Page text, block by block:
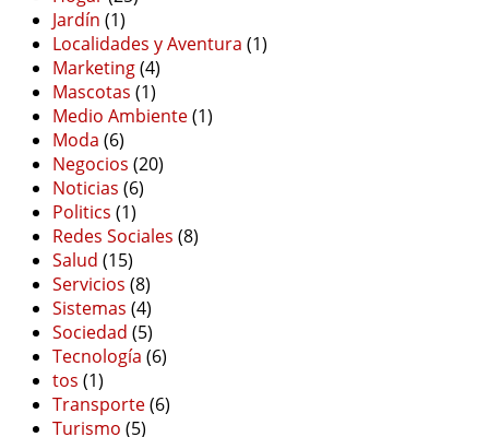
Jardín (1)
Localidades y Aventura (1)
Marketing(4)
Mascotas (1)
Medio Ambiente(1)
Moda (6)
Negocios (20)
Noticias (6)
Politics (1)
Redes Sociales (8)
Salud (15)
Servicios (8)
Sistemas (4)
Sociedad (5)
Tecnología (6)
tos (1)
Transporte(6)
Turismo (5)